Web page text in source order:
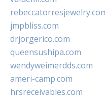
jmpbliss.com
drjorgerico.com
queensushipa.com
wendyweimerdds.com
ameri-camp.com
hrsreceivables.com